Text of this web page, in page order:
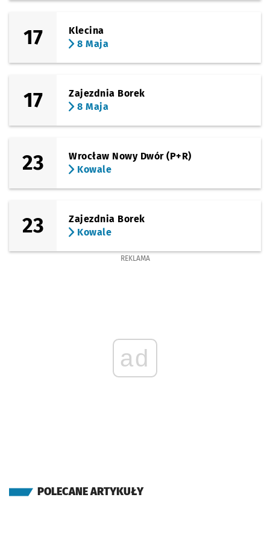
17
Klecina
8 Maja
17
Zajezdnia Borek
8 Maja
23
Wrocław Nowy Dwór (P+R)
Kowale
23
Zajezdnia Borek
Kowale
REKLAMA
ad
POLECANE ARTYKUŁY